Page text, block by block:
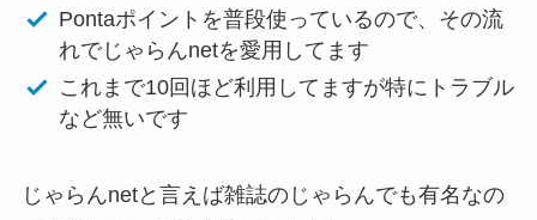
Pontaポイントを普段使っているので、その流
れでじゃらんnetを愛用してます
これまで10回ほど利用してますが特にトラブル
など無いです
じゃらんnetと言えば雑誌のじゃらんでも有名なの